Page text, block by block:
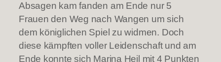
Absagen kam fanden am Ende nur 5
Frauen den Weg nach Wangen um sich
dem königlichen Spiel zu widmen. Doch
diese kämpften voller Leidenschaft und am
Ende konnte sich Marina Heil mit 4 Punkten